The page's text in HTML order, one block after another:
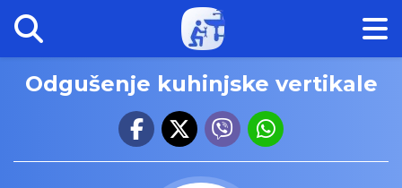
Odgušenje kuhinjske vertikale